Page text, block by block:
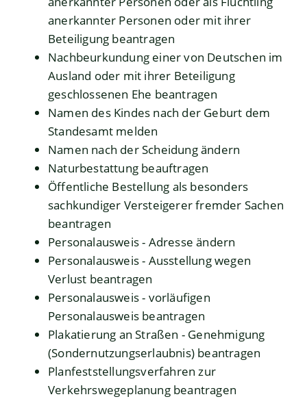
anerkannter Personen oder mit ihrer
Beteiligung beantragen
Nachbeurkundung einer von Deutschen im
Ausland oder mit ihrer Beteiligung
geschlossenen Ehe beantragen
Namen des Kindes nach der Geburt dem
Standesamt melden
Namen nach der Scheidung ändern
Naturbestattung beauftragen
Öffentliche Bestellung als besonders
sachkundiger Versteigerer fremder Sachen
beantragen
Personalausweis - Adresse ändern
Personalausweis - Ausstellung wegen
Verlust beantragen
Personalausweis - vorläufigen
Personalausweis beantragen
Plakatierung an Straßen - Genehmigung
(Sondernutzungserlaubnis) beantragen
Planfeststellungsverfahren zur
Verkehrswegeplanung beantragen